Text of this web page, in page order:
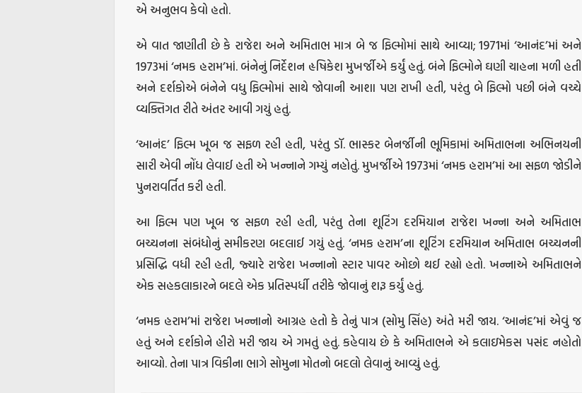
એ અનુભવ કેવો હતો.
એ વાત જાણીતી છે કે રાજેશ અને અમિતાભ માત્ર બે જ ફિલ્મોમાં સાથે આવ્યા; 1971માં ‘આનંદ’માં અને
1973માં ‘નમક હરામ’માં. બંનેનું નિર્દેશન હૃષિકેશ મુખર્જીએ કર્યું હતું. બંને ફિલ્મોને ઘણી ચાહના મળી હતી
અને દર્શકોએ બંનેને વધુ ફિલ્મોમાં સાથે જોવાની આશા પણ રાખી હતી, પરંતુ બે ફિલ્મો પછી બંને વચ્ચે
વ્યક્તિગત રીતે અંતર આવી ગયું હતું.
‘આનંદ’ ફિલ્મ ખૂબ જ સફળ રહી હતી, પરંતુ ડૉ. ભાસ્કર બેનર્જીની ભૂમિકામાં અમિતાભના અભિનયની
સારી એવી નોંધ લેવાઈ હતી એ ખન્નાને ગમ્યું નહોતું. મુખર્જીએ 1973માં ‘નમક હરામ’માં આ સફળ જોડીને
પુનરાવર્તિત કરી હતી.
આ ફિલ્મ પણ ખૂબ જ સફળ રહી હતી, પરંતુ તેના શૂટિંગ દરમિયાન રાજેશ ખન્ના અને અમિતાભ
બચ્ચનના સંબંધોનું સમીકરણ બદલાઈ ગયું હતું. ‘નમક હરામ’ના શૂટિંગ દરમિયાન અમિતાભ બચ્ચનની
પ્રસિદ્ધિ વધી રહી હતી, જ્યારે રાજેશ ખન્નાનો સ્ટાર પાવર ઓછો થઈ રહ્યો હતો. ખન્નાએ અમિતાભને
એક સહકલાકારને બદલે એક પ્રતિસ્પર્ધી તરીકે જોવાનું શરૂ કર્યું હતું.
‘નમક હરામ’માં રાજેશ ખન્નાનો આગ્રહ હતો કે તેનું પાત્ર (સોમુ સિંહ) અંતે મરી જાય. ‘આનંદ’માં એવું જ
હતું અને દર્શકોને હીરો મરી જાય એ ગમતું હતું. કહેવાય છે કે અમિતાભને એ કલાઇમેકસ પસંદ નહોતો
આવ્યો. તેના પાત્ર વિકીના ભાગે સોમુના મોતનો બદલો લેવાનું આવ્યું હતું.